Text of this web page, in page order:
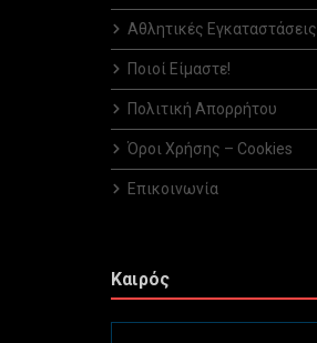
Αθλητικές Εγκαταστάσεις
Ποιοί Είμαστε!
Πολιτική Απορρήτου
Όροι Χρήσης – Cookies
Επικοινωνία
Καιρός